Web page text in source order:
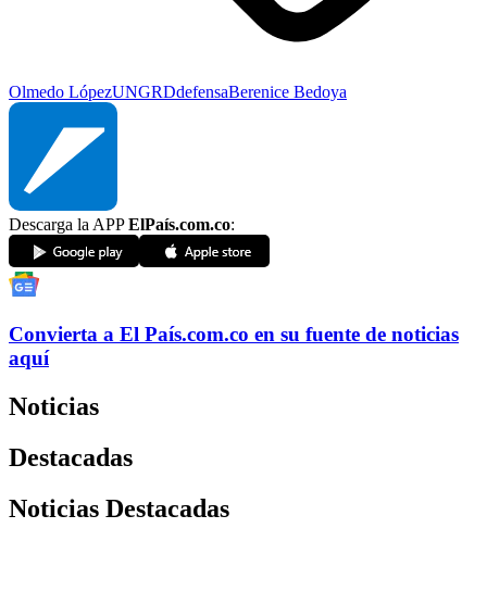
Olmedo LópezUNGRDdefensaBerenice Bedoya
Descarga la APPElPaís.com.co:
Convierta a El País.com.co en su fuente de noticias
aquí
Noticias
Destacadas
Noticias Destacadas